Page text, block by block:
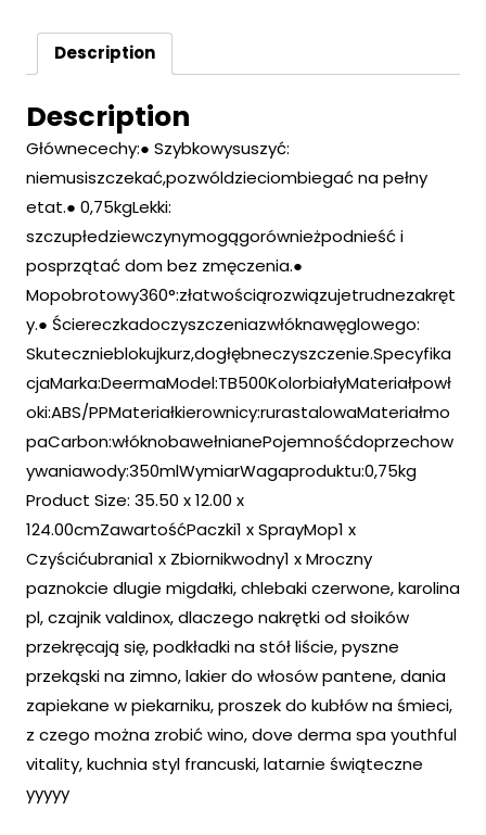
Description
Description
Głównecechy:● Szybkowysuszyć:
niemusiszczekać,pozwóldzieciombiegać na pełny
etat.● 0,75kgLekki:
szczupłedziewczynymogągorównieżpodnieść i
posprzątać dom bez zmęczenia.●
Mopobrotowy360°:złatwościąrozwiązujetrudnezakręt
y.● Ściereczkadoczyszczeniazwłóknawęglowego:
Skutecznieblokujkurz,dogłębneczyszczenie.Specyfika
cjaMarka:DeermaModel:TB500KolorbiałyMateriałpowł
oki:ABS/PPMateriałkierownicy:rurastalowaMateriałmo
paCarbon:włóknobawełnianePojemnośćdoprzechow
ywaniawody:350mlWymiarWagaproduktu:0,75kg
Product Size: 35.50 x 12.00 x
124.00cmZawartośćPaczki1 x SprayMop1 x
Czyścićubrania1 x Zbiornikwodny1 x Mroczny
paznokcie dlugie migdałki, chlebaki czerwone, karolina
pl, czajnik valdinox, dlaczego nakrętki od słoików
przekręcają się, podkładki na stół liście, pyszne
przekąski na zimno, lakier do włosów pantene, dania
zapiekane w piekarniku, proszek do kubłów na śmieci,
z czego można zrobić wino, dove derma spa youthful
vitality, kuchnia styl francuski, latarnie świąteczne
yyyyy